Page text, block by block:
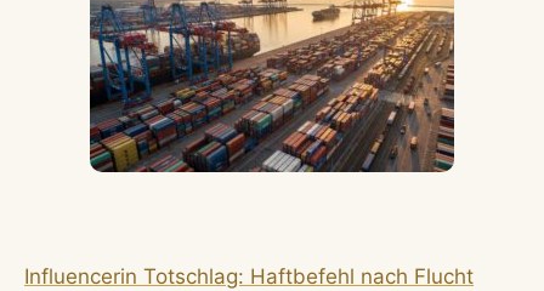
Influencerin Totschlag: Haftbefehl nach Flucht